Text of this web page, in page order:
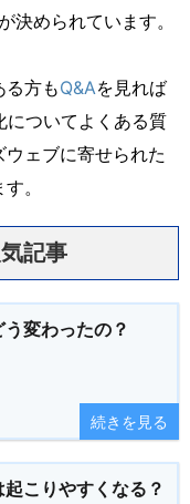
められています。
る方もQ&Aを見れば
についてよくある質
ェブに寄せられた
。
記事
変わったの？
続きを見る
こりやすくなる？